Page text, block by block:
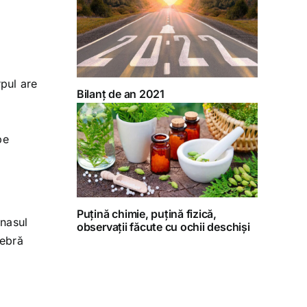
are
Bilanț de an 2021
Puțină chimie, puțină fizică,
observații făcute cu ochii deschiși